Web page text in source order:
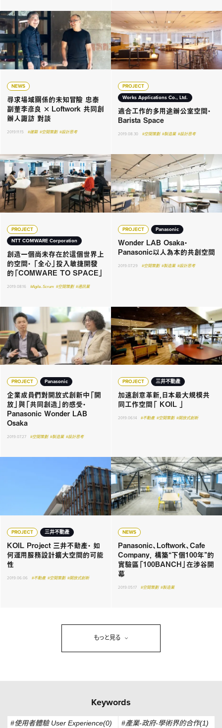
NEWS
尋求場域關係的未知冒險 忠泰
副董李彥良 × Loftwork 共同創
辦人諏訪 對談
2019.11.15 #建築 #空間策劃 #設計思考
PROJECT
Works Applications Co., Ltd.
適合工作的多用途辦公室空間・
Barista Space
2019.08.30 #空間策劃 #製造業 #設計思考
PROJECT
NTT COMWARE Corporation
創造一個尚未存在於這個世界上
的空間・ 「全心」投入敏捷開發
的「COMWARE TO SPACE」
2019.08.16 #Agile．Scrum #空間策劃 #通訊業
PROJECT Panasonic
Wonder LAB Osaka・
Panasonic以人為本的共創空間
2019.07.29 #空間策劃 #製造業 #設計思考
PROJECT Panasonic
企業成員們對開放式創新中「開
放」與「共同創造」的感受・
Panasonic Wonder LAB
Osaka
2019.07.27 #空間策劃 #製造業 #設計思考
PROJECT 三井不動產
加速創意革新，日本最大規模共
同工作空間「 KOIL 」
2019.06.14 #不動產 #空間策劃 #開放式創新
PROJECT 三井不動產
KOIL Project 三井不動產・ 如
何運用服務設計擴大空間的可能
性
2019.06.06 #不動產 #空間策劃 #開放式創新
NEWS
Panasonic、Loftwork、Cafe
Company， 構築“下個100年”的
實驗區「100BANCH」在涉谷開
幕
2019.05.17 #空間策劃 #製造業
もっと見る
Keywords
#使用者體驗 User Experience(0)
#產業-政府-學術界的合作(1)